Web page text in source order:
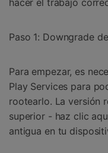
hacer el trabajo
Paso 1: Downgrade
Para empezar, es
Play Services para
rootearlo. La versión
superior - haz clic
antigua en tu